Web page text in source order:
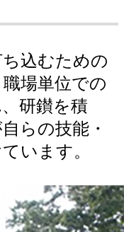
込むための
場単位での
研鑚を積
らの技能・
います。